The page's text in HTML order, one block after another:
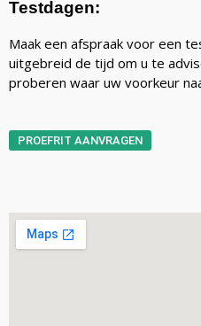
Testdagen:
Maak een afspraak voor een
uitgebreid de tijd om u te
proberen waar uw voorkeur
PROEFRIT AANVRAGEN